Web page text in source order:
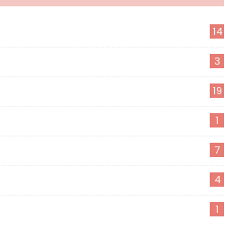
14
3
19
1
7
4
1